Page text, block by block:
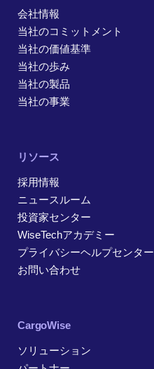
会社情報
当社のコミットメント
当社の価値基準
当社の歩み
当社の製品
当社の事業
リソース
採用情報
ニュースルーム
投資家センター
WiseTechアカデミー
プライバシーヘルプセンター
お問い合わせ
CargoWise
ソリューション